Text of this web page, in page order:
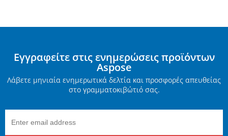
Εγγραφείτε στις ενημερώσεις προϊόντων
Aspose
Λάβετε μηνιαία ενημερωτικά δελτία και προσφορές απευθείας
στο γραμματοκιβώτιό σας.